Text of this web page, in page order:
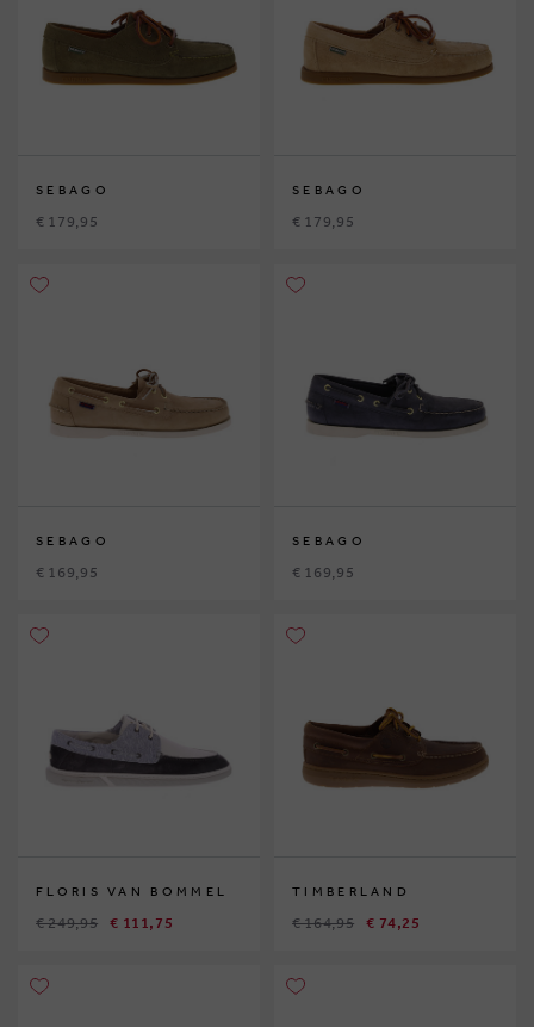
SEBAGO
€ 179,95
SEBAGO
€ 179,95
SEBAGO
€ 169,95
SEBAGO
€ 169,95
FLORIS VAN BOMMEL
€ 249,95 € 111,75
TIMBERLAND
€ 164,95 € 74,25